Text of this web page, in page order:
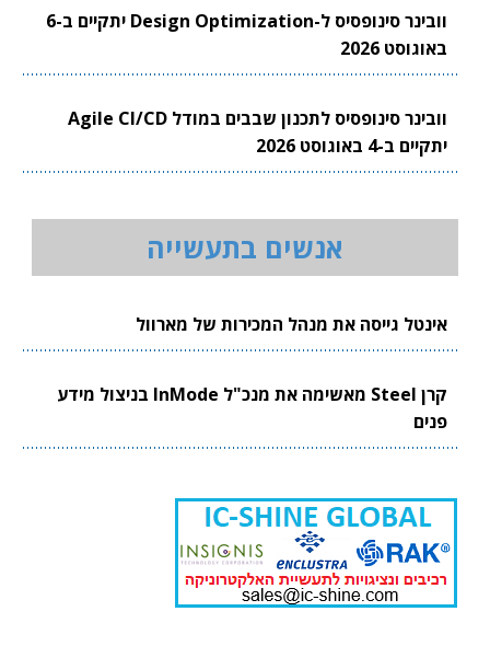
וובינר סינופסיס ל-Design Optimization יתקיים ב-6
באוגוסט 2026
וובינר סינופסיס לתכנון שבבים במודל Agile CI/CD
יתקיים ב-4 באוגוסט 2026
אנשים בתעשייה
אינטל גייסה את מנהל המכירות של מארוול
קרן Steel מאשימה את מנכ"ל InMode בניצול מידע
פנים